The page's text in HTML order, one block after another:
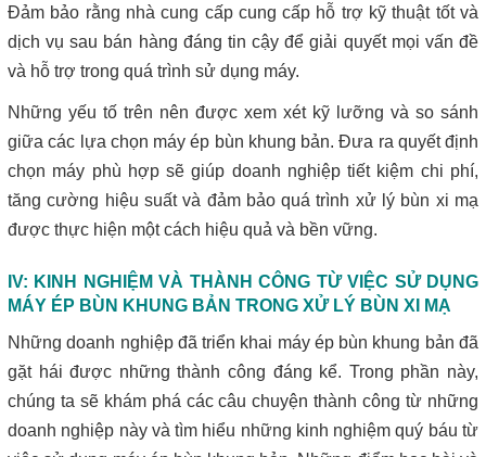
Đảm bảo rằng nhà cung cấp cung cấp hỗ trợ kỹ thuật tốt và
dịch vụ sau bán hàng đáng tin cậy để giải quyết mọi vấn đề
và hỗ trợ trong quá trình sử dụng máy.
Những yếu tố trên nên được xem xét kỹ lưỡng và so sánh
giữa các lựa chọn máy ép bùn khung bản. Đưa ra quyết định
chọn máy phù hợp sẽ giúp doanh nghiệp tiết kiệm chi phí,
tăng cường hiệu suất và đảm bảo quá trình xử lý bùn xi mạ
được thực hiện một cách hiệu quả và bền vững.
IV: KINH NGHIỆM VÀ THÀNH CÔNG TỪ VIỆC SỬ DỤNG
MÁY ÉP BÙN KHUNG BẢN TRONG XỬ LÝ BÙN XI MẠ
Những doanh nghiệp đã triển khai máy ép bùn khung bản đã
gặt hái được những thành công đáng kể. Trong phần này,
chúng ta sẽ khám phá các câu chuyện thành công từ những
doanh nghiệp này và tìm hiểu những kinh nghiệm quý báu từ